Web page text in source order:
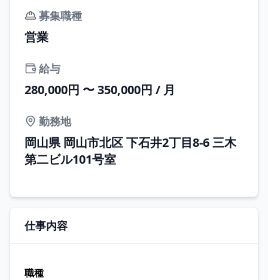
募集職種
営業
給与
280,000円 〜 350,000円 / 月
勤務地
岡山県 岡山市北区 下石井2丁目8-6 三木
第二ビル101号室
仕事内容
職種